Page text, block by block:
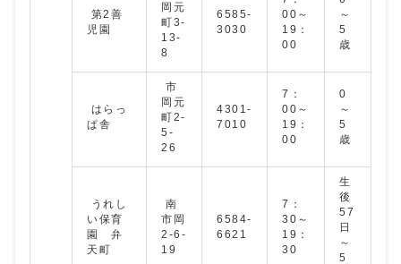
第2善
児園
岡元
町3-
13-
8
6585-
3030
00～
19：
00
～
5
歳
はらっ
ぱ舎
市
岡元
町2-
5-
26
4301‐
7010
7：
00～
19：
00
0
～
5
歳
うれし
い保育
園 弁
天町
南
市岡
2-6-
19
6584-
6621
7：
30～
19：
30
生
後
57
日
～
5